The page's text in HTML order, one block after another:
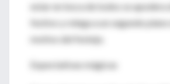
estar en boca de todos se apodera
festivo y relega a un segundo plano
motivo del festejo.
Expectativas mágicas